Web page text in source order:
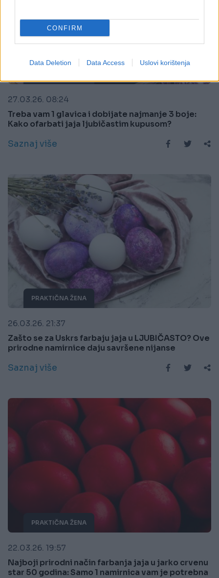
CONFIRM
Data Deletion Data Access Uslovi korištenja
27.03.26. 08:24
Treba vam 1 glavica i dobijate najmanje 3 boje:
Kako ofarbati jaja ljubičastim kupusom?
Saznaj više
PRAKTIČNA ŽENA
26.03.26. 21:37
Zašto se za Uskrs farbaju jaja u LJUBIČASTO? Ove
prirodne namirnice daju savršene nijanse
Saznaj više
PRAKTIČNA ŽENA
22.03.26. 19:57
Najboji prirodni način farbanja jaja u jarko crvenu
star 50 godina: Samo 1 namirnica vam je potrebna